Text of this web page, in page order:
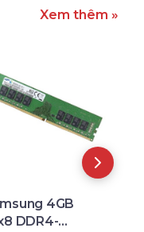
Xem thêm »
4GB
DDR4-